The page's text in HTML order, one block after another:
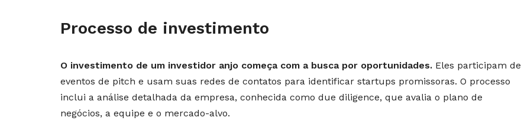
Processo de investimento
O investimento de um investidor anjo começa com a busca por oportunidades. Eles participam de
eventos de pitch e usam suas redes de contatos para identificar startups promissoras. O processo
inclui a análise detalhada da empresa, conhecida como due diligence, que avalia o plano de
negócios, a equipe e o mercado-alvo.